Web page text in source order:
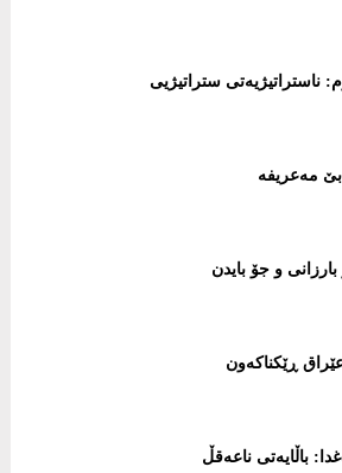
ناستراتیژیەتی ستراتیژیی
مەعریفە
و جۆ بایدن
ڕێکناکەون
باڵایەتی ناعەقڵ